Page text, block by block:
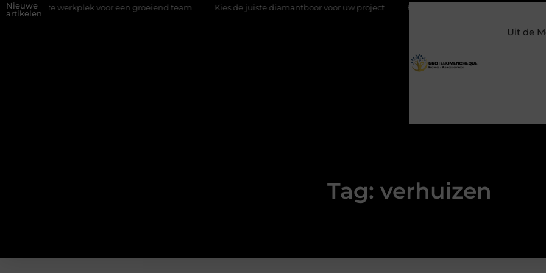
Nieuwe
artikelen
juiste werkplek voor een groeiend team Kies de juiste diamantboor voor uw project Hoe weersomstandigheden de
Uit de
Tag: verhuizen